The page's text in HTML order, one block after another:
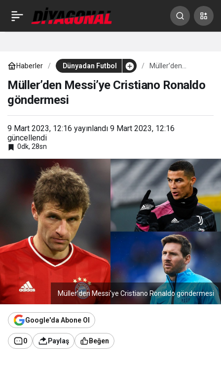
Haberler Dünyadan Futbol
Müller’den
Ronaldo
göndermesi
Müller’den Messi’ye Cristiano Ronaldo
göndermesi
9 Mart 2023, 12:16 yayınlandı 9 Mart 2023, 12:16
güncellendi
0dk, 28sn
Müller'den Messi'ye Cristiano Ronaldo göndermesi
Google'da Abone Ol
0 Paylaş Beğen
17 yaşındaki El
kimdir?
0 Paylaş